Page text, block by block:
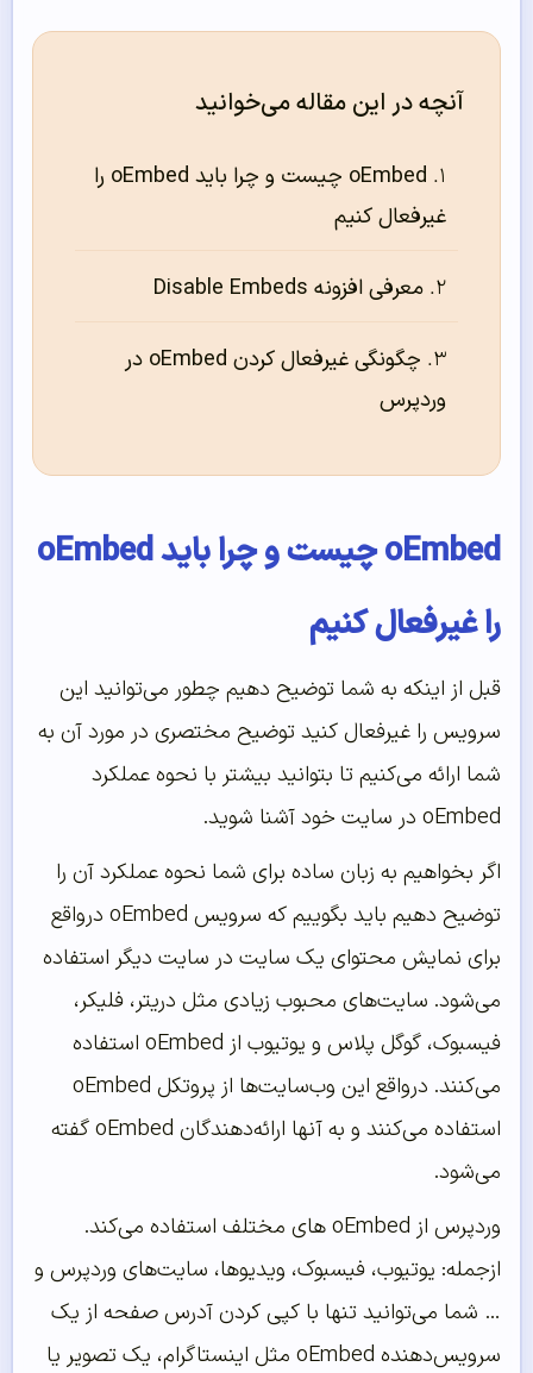
آنچه در این مقاله می‌خوانید
oEmbed چیست و چرا باید oEmbed را
غیرفعال کنیم
معرفی افزونه Disable Embeds
چگونگی غیرفعال کردن oEmbed در
وردپرس
oEmbed چیست و چرا باید oEmbed
را غیرفعال کنیم
قبل از اینکه به شما توضیح دهیم چطور می‌توانید این
سرویس را غیرفعال کنید توضیح مختصری در مورد آن به
شما ارائه می‌کنیم تا بتوانید بیشتر با نحوه عملکرد
oEmbed در سایت خود آشنا شوید.
اگر بخواهیم به زبان ساده برای شما نحوه عملکرد آن را
توضیح دهیم باید بگوییم که سرویس oEmbed درواقع
برای نمایش محتوای یک سایت در سایت دیگر استفاده
می‌شود. سایت‌های محبوب زیادی مثل دریتر، فلیکر،
فیسبوک، گوگل پلاس و یوتیوب از oEmbed استفاده
می‌کنند. درواقع این وب‌سایت‌ها از پروتکل oEmbed
استفاده می‌کنند و به آنها ارائه‌دهندگان oEmbed گفته
می‌شود.
وردپرس از oEmbed های مختلف استفاده می‌کند.
ازجمله: یوتیوب، فیسبوک، ویدیوها، سایت‌های وردپرس و
… شما می‌توانید تنها با کپی کردن آدرس صفحه از یک
سرویس‌دهنده oEmbed مثل اینستاگرام، یک تصویر یا